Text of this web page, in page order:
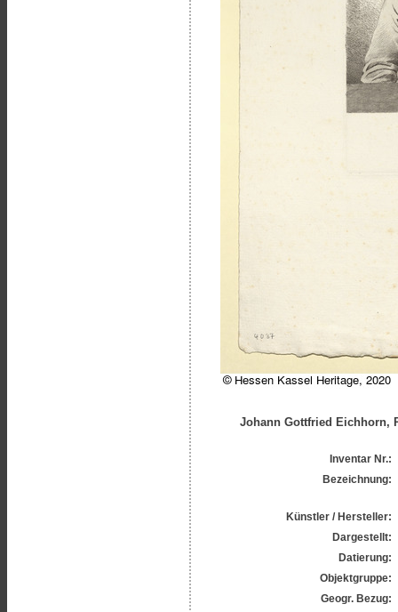
Johann Gottfried Eichhorn,
Inventar Nr.:
Bezeichnung:
Künstler / Hersteller:
Dargestellt:
Datierung:
Objektgruppe:
Geogr. Bezug: